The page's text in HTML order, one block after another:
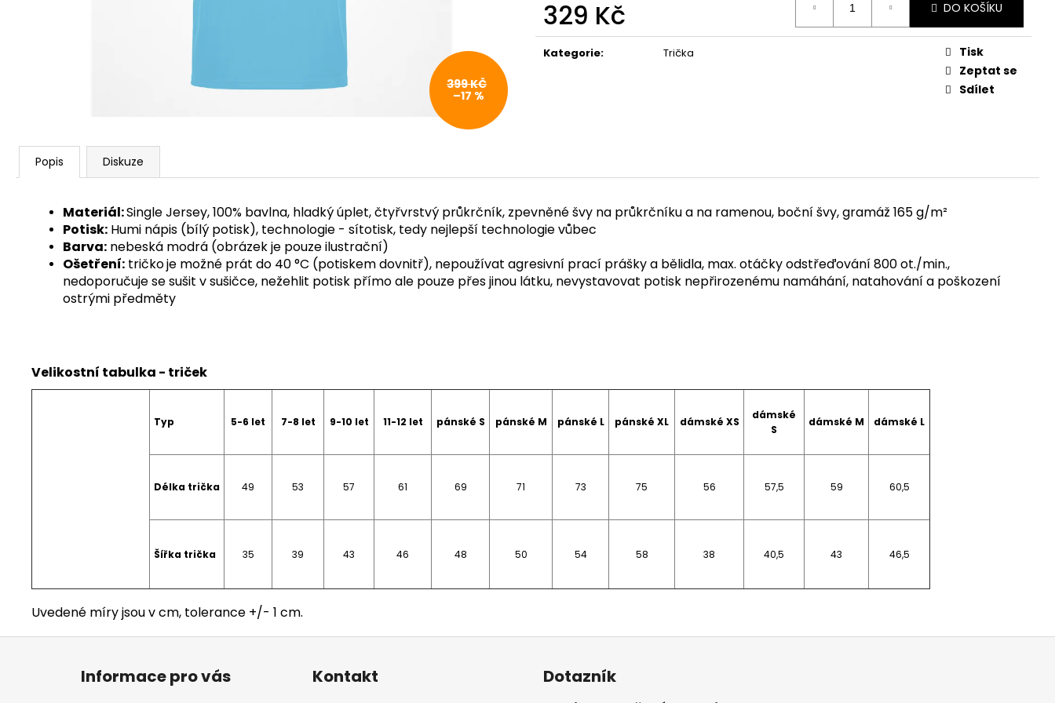
329 Kč
Měrná
cena:
DO KOŠÍKU
Kategorie: Trička
Tisk
Zeptat se
Sdílet
399 KČ
–17 %
Popis Diskuze
Materiál:Single Jersey, 100% bavlna, hladký úplet, čtyřvrstvý průkrčník, zpevněné švy na průkrčníku a na ramenou, boční švy, gramáž 165 g/m²
Potisk: Humi nápis (bílý potisk), technologie - sítotisk, tedy nejlepší technologie vůbec
Barva: nebeská modrá (obrázek je pouze ilustrační)
Ošetření: tričkoje možné prát do 40 °C (potiskem dovnitř), nepoužívat agresivní prací prášky a bělidla, max. otáčky odstřeďování 800 ot./min.,
nedoporučuje se sušit v sušičce, nežehlit potisk přímo ale pouze přes jinou látku, nevystavovat potisk nepřirozenému namáhání, natahování a poškození
ostrými předměty
Velikostní tabulka - triček
Typ 5-6 let 7-8 let 9-10 let 11-12 let pánské S pánské M pánské L pánské XL dámské XS
dámské
S
dámské M dámské L
Délka trička 49 53 57 61 69 71 73 75 56 57,5 59 60,5
Šířka trička 35 39 43 46 48 50 54 58 38 40,5 43 46,5
Uvedené míry jsou v cm, tolerance +/- 1 cm.
Z
Informace pro vás Kontakt Dotazník